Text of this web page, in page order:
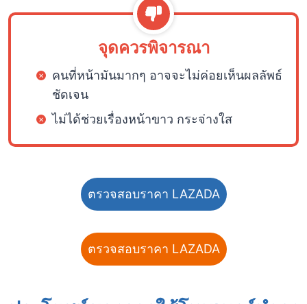
จุดควรพิจารณา
คนที่หน้ามันมากๆ อาจจะไม่ค่อยเห็นผลลัพธ์
ชัดเจน
ไม่ได้ช่วยเรื่องหน้าขาว กระจ่างใส
ตรวจสอบราคา LAZADA
ตรวจสอบราคา LAZADA